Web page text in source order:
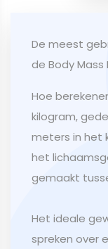
De meest
de Body Mass
Hoe
kilogram,
meters in het
het
gemaakt
Het ideale
spreken over